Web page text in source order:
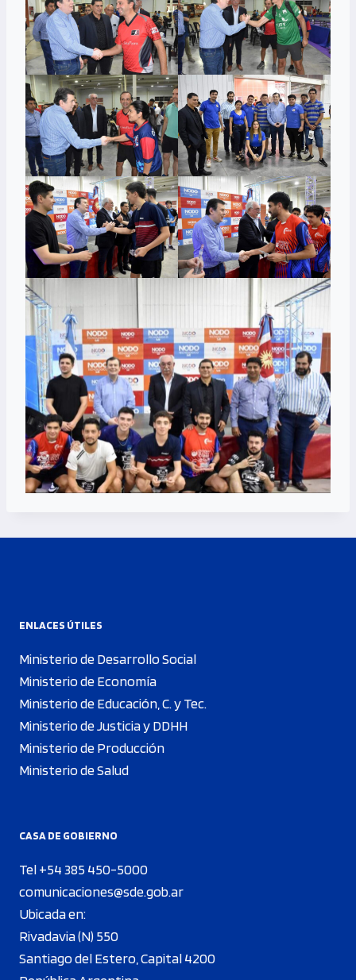
ENLACES ÚTILES
Ministerio de Desarrollo Social
Ministerio de Economía
Ministerio de Educación, C. y Tec.
Ministerio de Justicia y DDHH
Ministerio de Producción
Ministerio de Salud
CASA DE GOBIERNO
Tel +54 385 450-5000
comunicaciones@sde.gob.ar
Ubicada en:
Rivadavia (N) 550
Santiago del Estero, Capital 4200